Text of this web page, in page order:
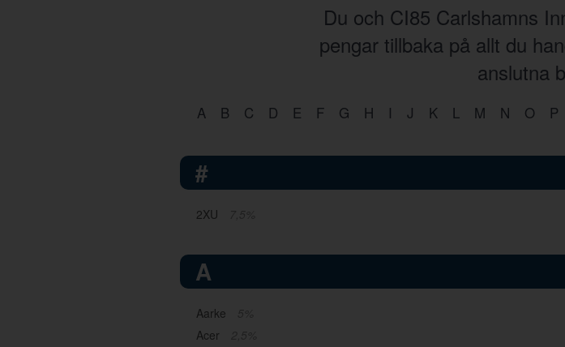
Du och CI85 Carlshamns
pengar tillbaka på allt du
anslutna
A B C D E F G H I J K L M N O P
#
2XU
A
Aarke
Acer